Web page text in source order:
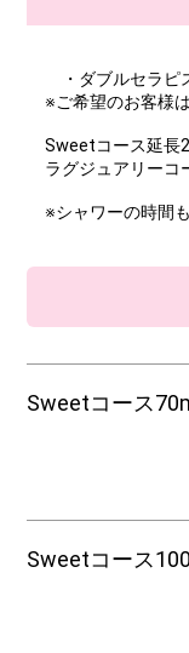
・ダブルセラピ
※ご希望のお客様
Sweetコース延
ラグジュアリーコ
※シャワーの時間
Sweetコース
Sweetコース